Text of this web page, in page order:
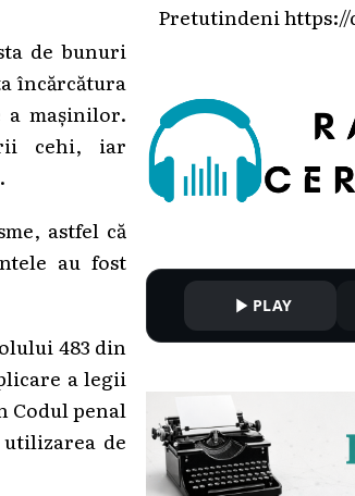
de bunuri
încărcătura
a mașinilor.
cehi, iar
astfel că
au fost
483 din
a legii
Codul penal
de
Pretutindeni
PLAY